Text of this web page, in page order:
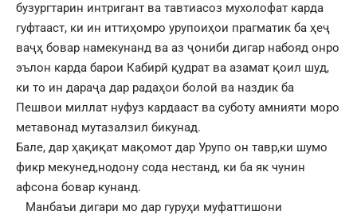
бузургтарин интригант ва тавтиасоз мухолофат карда
гуфтааст, ки ин иттиҳомро урупоиҳои прагматик ба ҳеҷ
ваҷҳ бовар намекунанд ва аз ҷониби дигар набояд онро
эълон карда барои Кабирӣ қудрат ва азамат қоил шуд,
ки то ин дараҷа дар радаҳои болоӣ ва наздик ба
Пешвои миллат нуфуз кардааст ва суботу амнияти моро
метавонад мутазалзил бикунад.
Бале, дар ҳақиқат мақомот дар Урупо он тавр,ки шумо
фикр мекунед,нодону сода нестанд, ки ба як чунин
афсона бовар кунанд.
Манбаъи дигари мо дар гуруҳи муфаттишони